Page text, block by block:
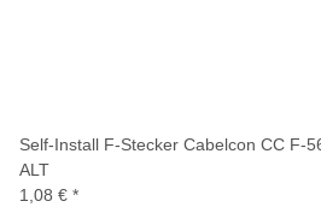
Self-Install F-Stecker Cabelcon CC F-
ALT
1,08 € *